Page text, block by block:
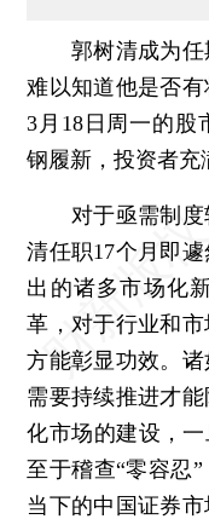
郭树清成为任
难以知道他是否
3月18日周一的股
钢履新，投资者充
对于亟需制度
清任职17个月即
出的诸多市场化
革，对于行业和
方能彰显功效。
需要持续推进才
化市场的建设，一
至于稽查“零容忍
当下的中国证券